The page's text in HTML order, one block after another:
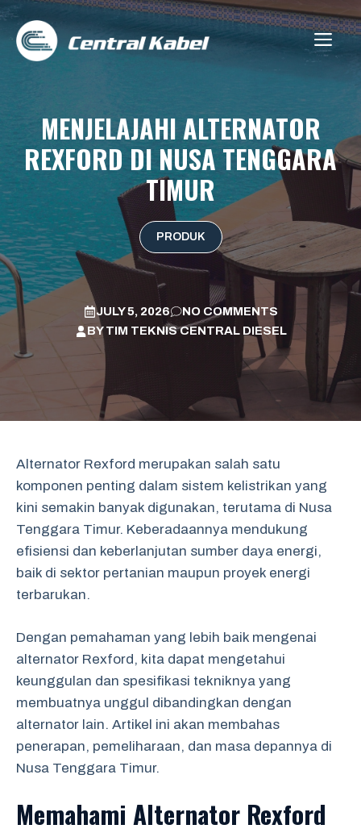
Skip
content
MENJELAJAHI ALTERNATOR
REXFORD DI NUSA TENGGARA
TIMUR
PRODUK
JULY 5, 2026
NO COMMENTS
BYTIM TEKNIS CENTRAL DIESEL
Alternator Rexford merupakan salah satu
komponen penting dalam sistem kelistrikan yang
kini semakin banyak digunakan, terutama di Nusa
Tenggara Timur. Keberadaannya mendukung
efisiensi dan keberlanjutan sumber daya energi,
baik di sektor pertanian maupun proyek energi
terbarukan.
Dengan pemahaman yang lebih baik mengenai
alternator Rexford, kita dapat mengetahui
keunggulan dan spesifikasi tekniknya yang
membuatnya unggul dibandingkan dengan
alternator lain. Artikel ini akan membahas
penerapan, pemeliharaan, dan masa depannya di
Nusa Tenggara Timur.
Memahami Alternator Rexford